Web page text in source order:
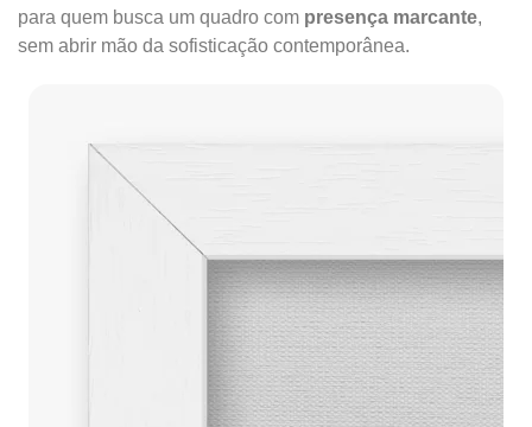
para quem busca um quadro com presença marcante,
sem abrir mão da sofisticação contemporânea.